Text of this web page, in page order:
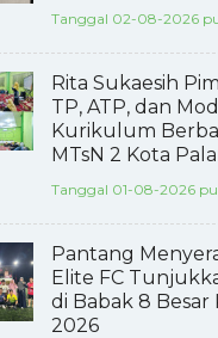
Tanggal 02-08-2026
Rita Sukaesih
TP, ATP, dan
Kurikulum
MTsN 2 Kota
Tanggal 01-08-2026
Pantang
Elite FC
di Babak 8
2026